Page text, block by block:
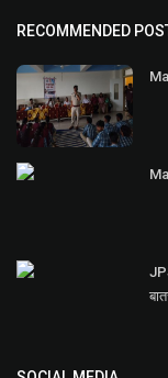
RECOMMENDED